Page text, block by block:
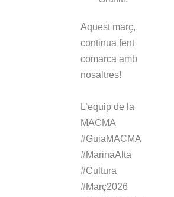
Aquest març,
continua fent
comarca amb
nosaltres!
L’equip de la
MACMA
#GuiaMACMA
#MarinaAlta
#Cultura
#Març2026